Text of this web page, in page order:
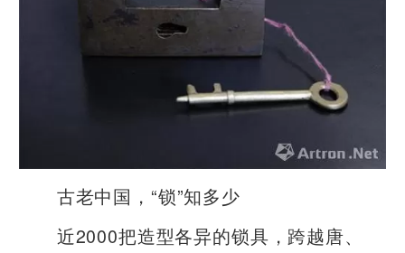
古老中国，“锁”知多少
近2000把造型各异的锁具，跨越唐、